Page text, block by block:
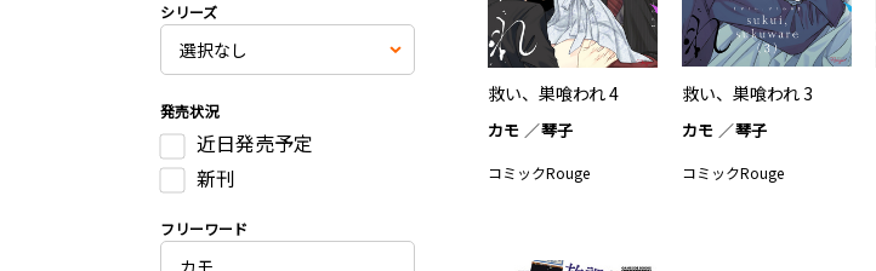
シリーズ
発売状況
近日発売予定
新刊
フリーワード
救い、巣喰われ 4
カモ 琴子
コミックRouge
救い、巣喰われ 3
カモ 琴子
コミックRouge